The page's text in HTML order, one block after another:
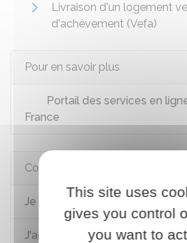
Livraison d'un logement
d'achèvement (Vefa)
Pour en savoir plus
Portail des services en
France
Comment faire si...
Je déménage en France
J'achète un logement
This site uses
gives you control
you want to